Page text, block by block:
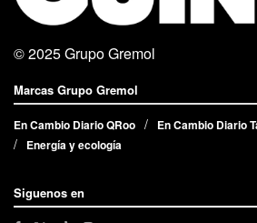
© 2025Grupo Gremol
Marcas Grupo Gremol
En Cambio Diario QRoo En Cambio Diario
Energía y ecología
Siguenos en